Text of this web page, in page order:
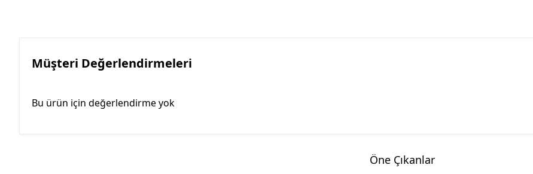
Müşteri Değerlendirmeleri
Bu ürün için değerlendirme yok
Öne Çıkanlar